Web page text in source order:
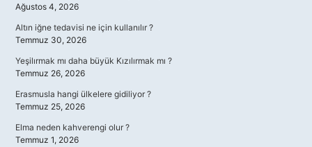
Ağustos 4, 2026
Altın iğne tedavisi ne için kullanılır ?
Temmuz 30, 2026
Yeşilırmak mı daha büyük Kızılırmak mı ?
Temmuz 26, 2026
Erasmusla hangi ülkelere gidiliyor ?
Temmuz 25, 2026
Elma neden kahverengi olur ?
Temmuz 1, 2026